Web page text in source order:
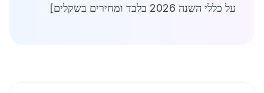
על כללי השנה 2026 בלבד ומחירים בשקלים]